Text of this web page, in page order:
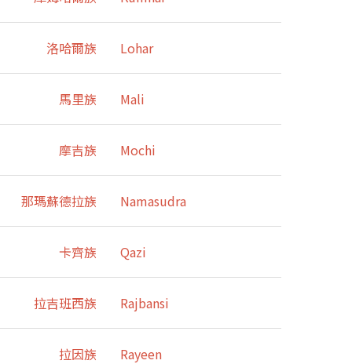
洛哈爾族 Lohar
馬里族 Mali
摩吉族 Mochi
那瑪蘇德拉族 Namasudra
卡齊族 Qazi
拉吉班西族 Rajbansi
拉因族 Rayeen